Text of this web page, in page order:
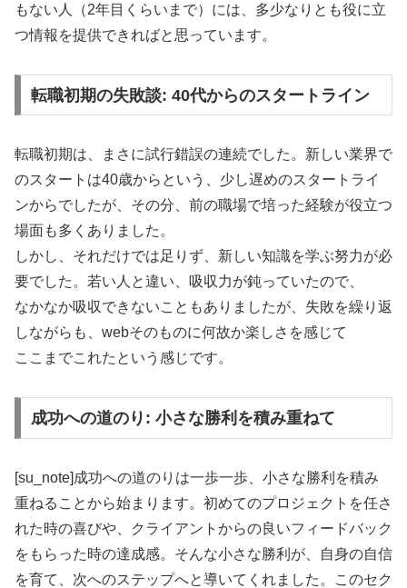
もない人（2年目くらいまで）には、多少なりとも役に立
つ情報を提供できればと思っています。
転職初期の失敗談: 40代からのスタートライン
転職初期は、まさに試行錯誤の連続でした。新しい業界で
のスタートは40歳からという、少し遅めのスタートライ
ンからでしたが、その分、前の職場で培った経験が役立つ
場面も多くありました。
しかし、それだけでは足りず、新しい知識を学ぶ努力が必
要でした。若い人と違い、吸収力が鈍っていたので、
なかなか吸収できないこともありましたが、失敗を繰り返
しながらも、webそのものに何故か楽しさを感じて
ここまでこれたという感じです。
成功への道のり: 小さな勝利を積み重ねて
[su_note]成功への道のりは一歩一歩、小さな勝利を積み
重ねることから始まります。初めてのプロジェクトを任さ
れた時の喜びや、クライアントからの良いフィードバック
をもらった時の達成感。そんな小さな勝利が、自身の自信
を育て、次へのステップへと導いてくれました。このセク